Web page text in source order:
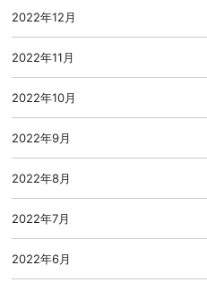
2022年12月
2022年11月
2022年10月
2022年9月
2022年8月
2022年7月
2022年6月